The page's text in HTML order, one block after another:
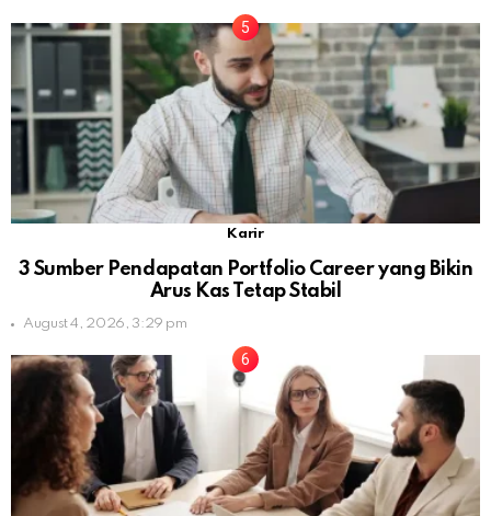
Karir
3 Sumber Pendapatan Portfolio Career yang Bikin
Arus Kas Tetap Stabil
August 4, 2026, 3:29 pm